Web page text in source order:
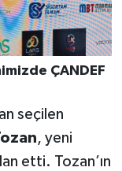
ÇANDEF
seçilen
, yeni
etti. Tozan’ın